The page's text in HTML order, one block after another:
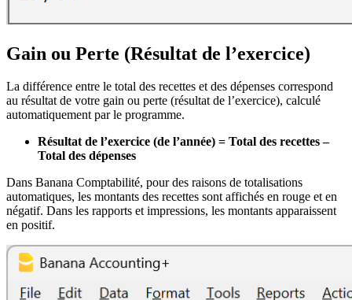
Gain ou Perte (Résultat de l’exercice)
La différence entre le total des recettes et des dépenses correspond
au résultat de votre gain ou perte (résultat de l’exercice), calculé
automatiquement par le programme.
Résultat de l’exercice (de l’année) = Total des recettes –
Total des dépenses
Dans Banana Comptabilité, pour des raisons de totalisations
automatiques, les montants des recettes sont affichés en rouge et en
négatif. Dans les rapports et impressions, les montants apparaissent
en positif.